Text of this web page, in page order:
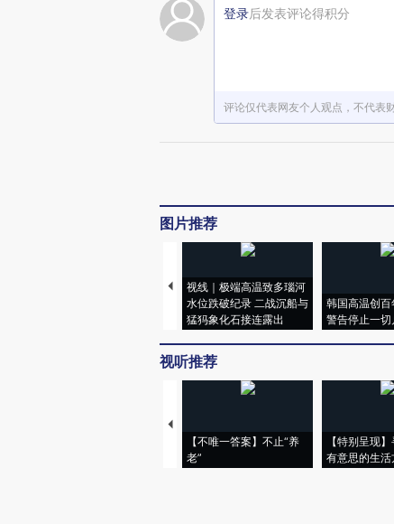
登录后发表评论得积分
评论仅代表网友个人观点，不代表
图片推荐
视线｜极端高温致多瑙河
水位跌破纪录 二战沉船与
猛犸象化石接连露出
韩国高温创百
警告停止一切
视听推荐
【不唯一答案】不止“养
老”
【特别呈现
有意思的生活